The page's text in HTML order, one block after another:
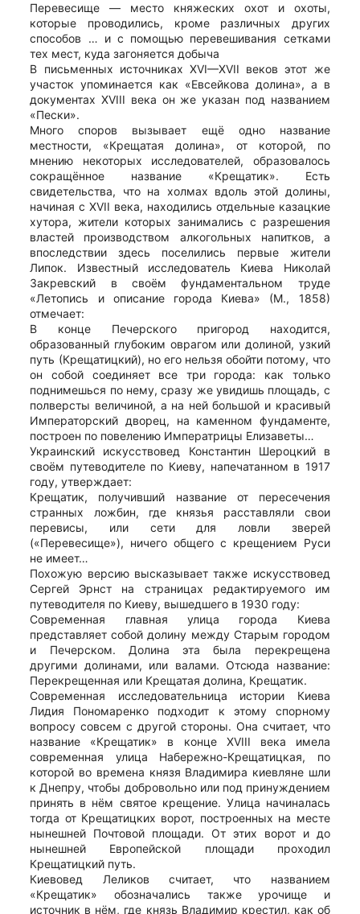
Перевесище — место княжеских охот и охоты,
которые проводились, кроме различных других
способов … и с помощью перевешивания сетками
тех мест, куда загоняется добыча
В письменных источниках XVI—XVII веков этот же
участок упоминается как «Евсейкова долина», а в
документах XVIII века он же указан под названием
«Пески».
Много споров вызывает ещё одно название
местности, «Крещатая долина», от которой, по
мнению некоторых исследователей, образовалось
сокращённое название «Крещатик». Есть
свидетельства, что на холмах вдоль этой долины,
начиная с XVII века, находились отдельные казацкие
хутора, жители которых занимались с разрешения
властей производством алкогольных напитков, а
впоследствии здесь поселились первые жители
Липок. Известный исследователь Киева Николай
Закревский в своём фундаментальном труде
«Летопись и описание города Киева» (М., 1858)
отмечает:
В конце Печерского пригород находится,
образованный глубоким оврагом или долиной, узкий
путь (Крещатицкий), но его нельзя обойти потому, что
он собой соединяет все три города: как только
поднимешься по нему, сразу же увидишь площадь, с
полверсты величиной, а на ней большой и красивый
Императорский дворец, на каменном фундаменте,
построен по повелению Императрицы Елизаветы…
Украинский искусствовед Константин Шероцкий в
своём путеводителе по Киеву, напечатанном в 1917
году, утверждает:
Крещатик, получивший название от пересечения
странных ложбин, где князья расставляли свои
перевисы, или сети для ловли зверей
(«Перевесище»), ничего общего с крещением Руси
не имеет…
Похожую версию высказывает также искусствовед
Сергей Эрнст на страницах редактируемого им
путеводителя по Киеву, вышедшего в 1930 году:
Современная главная улица города Киева
представляет собой долину между Старым городом
и Печерском. Долина эта была перекрещена
другими долинами, или валами. Отсюда название:
Перекрещенная или Крещатая долина, Крещатик.
Современная исследовательница истории Киева
Лидия Пономаренко подходит к этому спорному
вопросу совсем с другой стороны. Она считает, что
название «Крещатик» в конце XVIII века имела
современная улица Набережно-Крещатицкая, по
которой во времена князя Владимира киевляне шли
к Днепру, чтобы добровольно или под принуждением
принять в нём святое крещение. Улица начиналась
тогда от Крещатицких ворот, построенных на месте
нынешней Почтовой площади. От этих ворот и до
нынешней Европейской площади проходил
Крещатицкий путь.
Киевовед Леликов считает, что названием
«Крещатик» обозначались также урочище и
источник в нём, где князь Владимир крестил, как об